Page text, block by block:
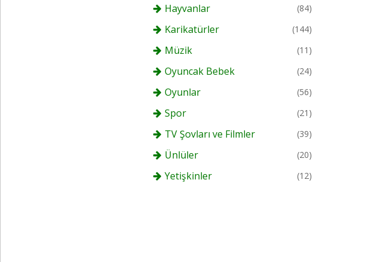
Hayvanlar (84)
Karikatürler (144)
Müzik (11)
Oyuncak Bebek (24)
Oyunlar (56)
Spor (21)
TV Şovları ve Filmler (39)
Ünlüler (20)
Yetişkinler (12)